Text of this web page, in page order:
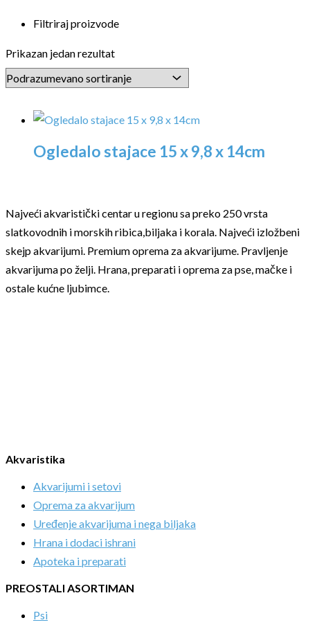
Filtriraj proizvode
Prikazan jedan rezultat
Ogledalo stajace 15 x 9,8 x 14cm
Najveći akvaristički centar u regionu sa preko 250 vrsta
slatkovodnih i morskih ribica,biljaka i korala. Najveći izložbeni
skejp akvarijumi. Premium oprema za akvarijume. Pravljenje
akvarijuma po želji. Hrana, preparati i oprema za pse, mačke i
ostale kućne ljubimce.
Akvaristika
Akvarijumi i setovi
Oprema za akvarijum
Uređenje akvarijuma i nega biljaka
Hrana i dodaci ishrani
Apoteka i preparati
PREOSTALI ASORTIMAN
Psi